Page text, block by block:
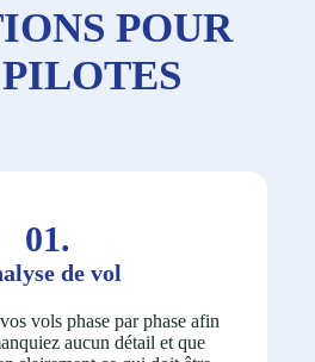
POUR
01.
de vol
vols phase par phase afin
aucun détail et que